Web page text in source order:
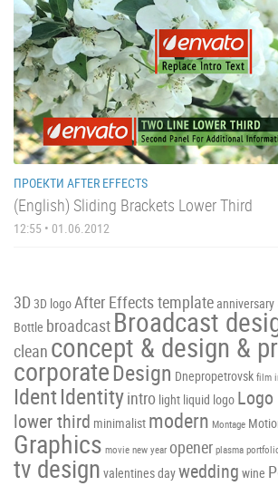
ПРОЕКТИ AFTER EFFECTS
(English) Sliding Brackets Lower Third
12:55 • 01.06.2012
3D 3D logoAfter Effects template anniversary
Bottle broadcast Broadcast
clean concept & design &
corporateDesign Dnepropetrovsk film
IdentIdentityintro light liquid logo
lower third minimalist modern Montage
Graphics movie new year opener plasma
tv design valentines daywedding wine